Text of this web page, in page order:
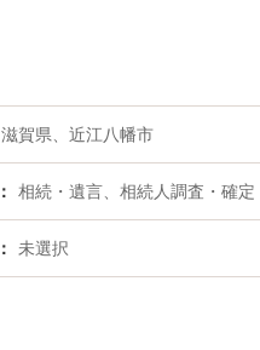
滋賀県、近江八幡市
相続・遺言、相続人調査・確定
未選択